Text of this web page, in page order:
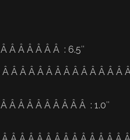
Â Â Â Â Â Â : 6.5″
Â Â Â Â Â Â Â Â Â Â Â Â Â
Â Â Â Â Â Â Â Â Â : 1.0″